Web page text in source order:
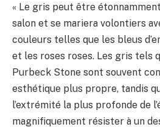
« Le gris peut être
salon et se mariera volontiers
couleurs telles que les bleus
et les roses roses. Les gris tels
Purbeck Stone sont souvent
esthétique plus propre, tandis
l’extrémité la plus profonde de
magnifiquement résister à un